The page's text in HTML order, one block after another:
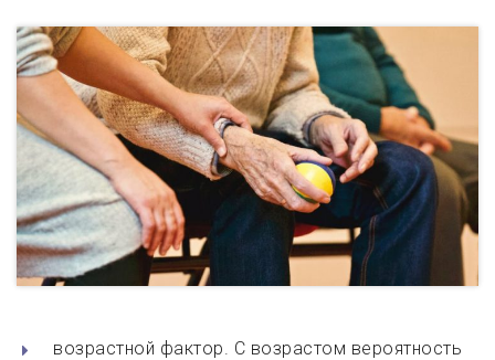
возрастной фактор. С возрастом вероятность